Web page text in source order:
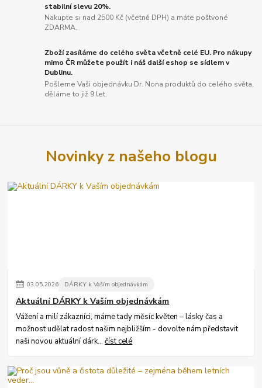
stabilní slevu 20%.
Nakupte si nad 2500 Kč (včetně DPH) a máte poštvoné
ZDARMA.
Zboží zasíláme do celého světa včetně celé EU. Pro nákupy
mimo ČR můžete použít i náš další eshop se sídlem v
Dublinu.
Pošleme Vaši objednávku Dr. Nona produktů do celého světa,
děláme to již 9 let.
Novinky z našeho blogu
03.05.2026 DÁRKY k Vaším objednávkám
Aktuální DÁRKY k Vaším objednávkám
Vážení a milí zákazníci, máme tady měsíc květen – lásky čas a
možnost udělat radost našim nejbližším - dovolte nám představit
naši novou aktuální dárk...číst celé